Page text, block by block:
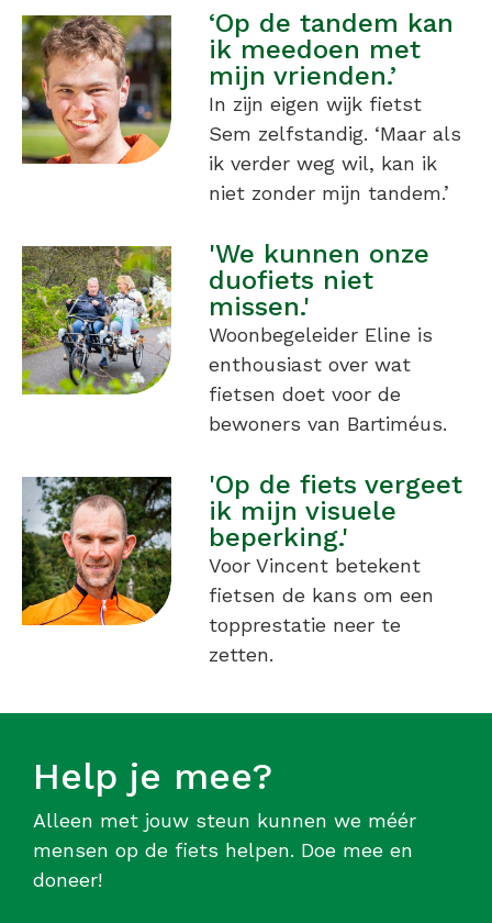
‘Op de tandem kan
ik meedoen met
mijn vrienden.’
In zijn eigen wijk fietst
Sem zelfstandig. ‘Maar als
ik verder weg wil, kan ik
niet zonder mijn tandem.’
'We kunnen onze
duofiets niet
missen.'
Woonbegeleider Eline is
enthousiast over wat
fietsen doet voor de
bewoners van Bartiméus.
'Op de fiets vergeet
ik mijn visuele
beperking.'
Voor Vincent betekent
fietsen de kans om een
topprestatie neer te
zetten.
Help je mee?
Alleen met jouw steun kunnen we méér
mensen op de fiets helpen. Doe mee en
doneer!